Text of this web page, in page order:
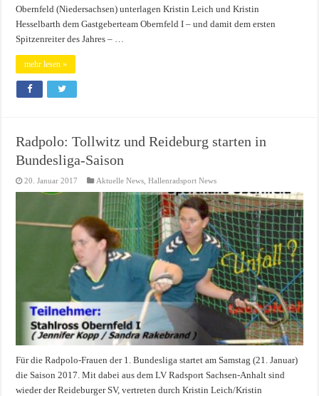
Obernfeld (Niedersachsen) unterlagen Kristin Leich und Kristin
Hesselbarth dem Gastgeberteam Obernfeld I – und damit dem ersten
Spitzenreiter des Jahres – …
mehr lesen »
Radpolo: Tollwitz und Reideburg starten in
Bundesliga-Saison
20. Januar 2017 Aktuelle News ,Hallenradsport News
Für die Radpolo-Frauen der 1. Bundesliga startet am Samstag (21. Januar)
die Saison 2017. Mit dabei aus dem LV Radsport Sachsen-Anhalt sind
wieder der Reideburger SV, vertreten durch Kristin Leich/Kristin